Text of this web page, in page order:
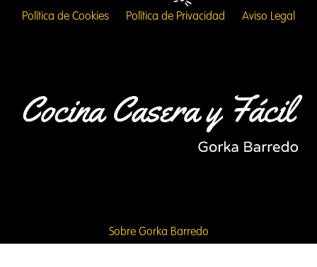
Política de Cookies Política de Privacidad Aviso Legal
Sobre Gorka Barredo